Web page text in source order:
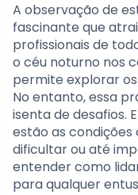
A observação de
fascinante que
profissionais de
o céu noturno nos
permite explorar
No entanto, essa
isenta de desafios.
estão as
dificultar ou até
entender como
para qualquer